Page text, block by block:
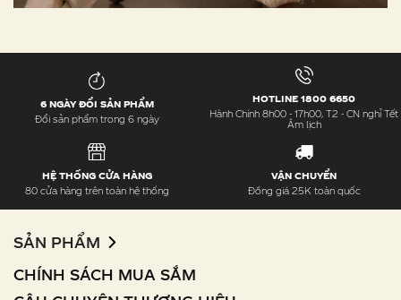
6 NGÀY ĐỔI SẢN PHẨM
Đổi sản phẩm trong 6 ngày
HOTLINE 1800 6650
Hành Chính 8h00 - 17h00, T2 - CN nghỉ Tết
Âm lịch
HỆ THỐNG CỬA HÀNG
80 cửa hàng trên toàn hệ thống
VẬN CHUYỂN
Đồng giá 25K toàn quốc
SẢN PHẨM
CHÍNH SÁCH MUA SẮM